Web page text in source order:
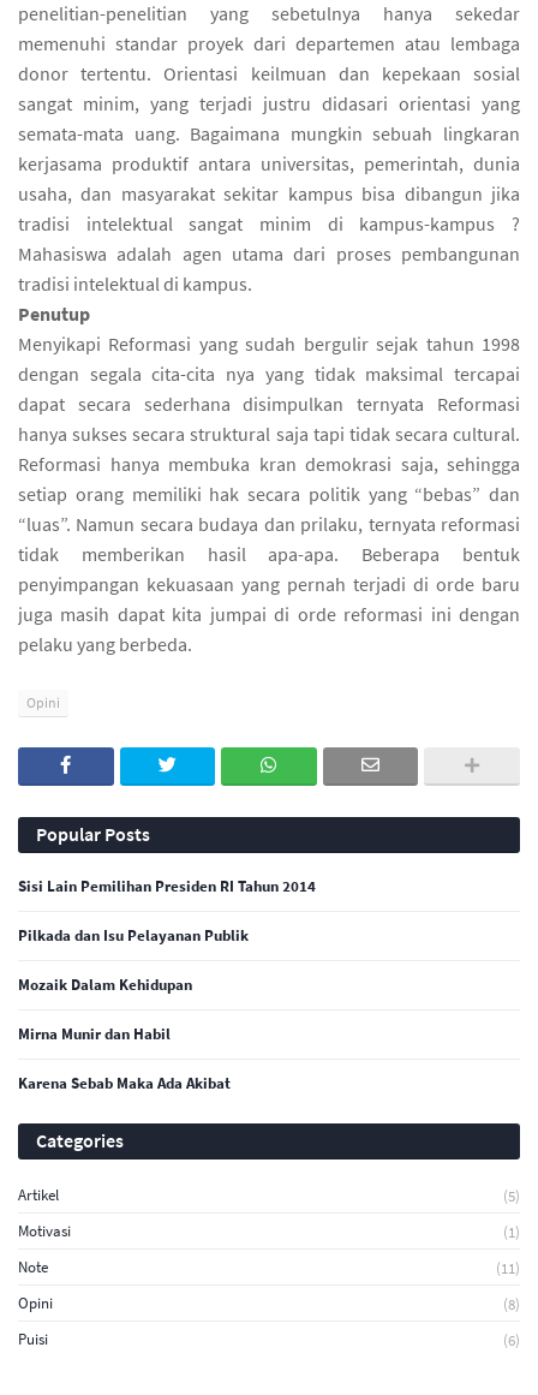
penelitian-penelitian yang sebetulnya hanya sekedar
memenuhi standar proyek dari departemen atau lembaga
donor tertentu. Orientasi keilmuan dan kepekaan sosial
sangat minim, yang terjadi justru didasari orientasi yang
semata-mata uang. Bagaimana mungkin sebuah lingkaran
kerjasama produktif antara universitas, pemerintah, dunia
usaha, dan masyarakat sekitar kampus bisa dibangun jika
tradisi intelektual sangat minim di kampus-kampus ?
Mahasiswa adalah agen utama dari proses pembangunan
tradisi intelektual di kampus.
Penutup
Menyikapi Reformasi yang sudah bergulir sejak tahun 1998
dengan segala cita-cita nya yang tidak maksimal tercapai
dapat secara sederhana disimpulkan ternyata Reformasi
hanya sukses secara struktural saja tapi tidak secara cultural.
Reformasi hanya membuka kran demokrasi saja, sehingga
setiap orang memiliki hak secara politik yang “bebas” dan
“luas”. Namun secara budaya dan prilaku, ternyata reformasi
tidak memberikan hasil apa-apa. Beberapa bentuk
penyimpangan kekuasaan yang pernah terjadi di orde baru
juga masih dapat kita jumpai di orde reformasi ini dengan
pelaku yang berbeda.
Opini
Popular Posts
Sisi Lain Pemilihan Presiden RI Tahun 2014
Pilkada dan Isu Pelayanan Publik
Mozaik Dalam Kehidupan
Mirna Munir dan Habil
Karena Sebab Maka Ada Akibat
Categories
Artikel
(5)
Motivasi
(1)
Note
(11)
Opini
(8)
Puisi
(6)